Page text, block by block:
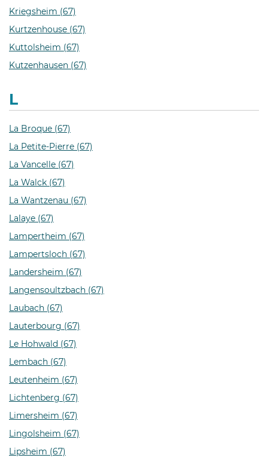
Kriegsheim (67)
Kurtzenhouse (67)
Kuttolsheim (67)
Kutzenhausen (67)
L
La Broque (67)
La Petite-Pierre (67)
La Vancelle (67)
La Walck (67)
La Wantzenau (67)
Lalaye (67)
Lampertheim (67)
Lampertsloch (67)
Landersheim (67)
Langensoultzbach (67)
Laubach (67)
Lauterbourg (67)
Le Hohwald (67)
Lembach (67)
Leutenheim (67)
Lichtenberg (67)
Limersheim (67)
Lingolsheim (67)
Lipsheim (67)